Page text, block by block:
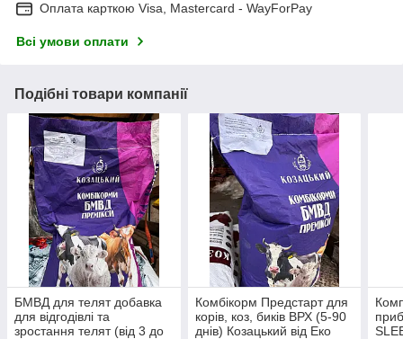
Оплата карткою Visa, Mastercard - WayForPay
Всі умови оплати
Подібні товари компанії
БМВД для телят добавка
для відгодівлі та
зростання телят (від 3 до
Комбікорм Предстарт для
корів, коз, биків ВРХ (5-90
днів) Козацький від Еко